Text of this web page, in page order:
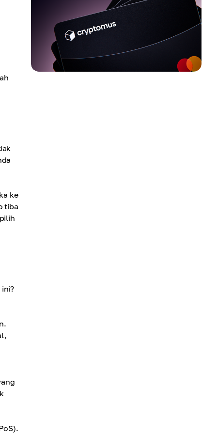
ke
tiba